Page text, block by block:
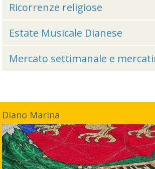
Ricorrenze religiose
Estate Musicale Dianese
Mercato settimanale e
Diano Marina